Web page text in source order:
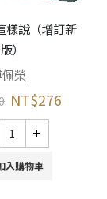
樣說（增訂新
版）
榮
NT$276
入購物車